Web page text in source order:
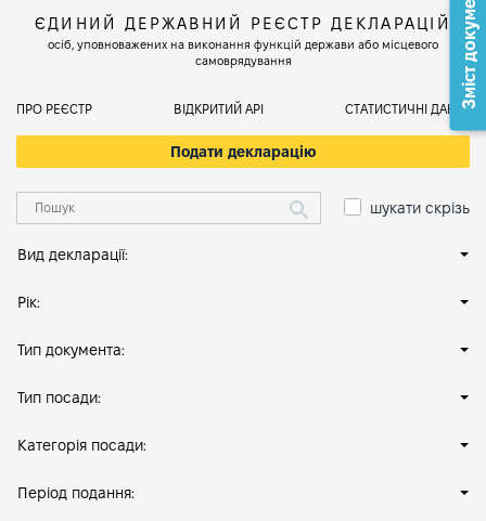
ЄДИНИЙ ДЕРЖАВНИЙ РЕЄСТР ДЕКЛАРАЦІЙ
осіб, уповноважених на виконання функцій держави або місцевого
самоврядування
ПРО РЕЄСТР ВІДКРИТИЙ АРІ СТАТИСТИЧНІ ДАНІ
Подати декларацію
шукати скрізь
Вид декларації:
Рік:
Тип документа:
Тип посади:
Категорія посади:
Період подання:
Зміст документа